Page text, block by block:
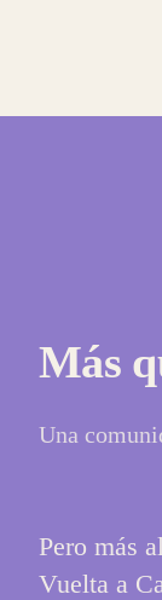
Más
Una
Pero más
Vuelta a